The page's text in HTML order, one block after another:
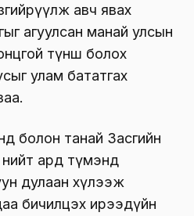
авч явах
агуулсан манай улсын
түнш болох
улам бататгах
болон танай Засгийн
нийт ард түмэнд
дулаан хүлээж
бичилцэх ирээдүйн